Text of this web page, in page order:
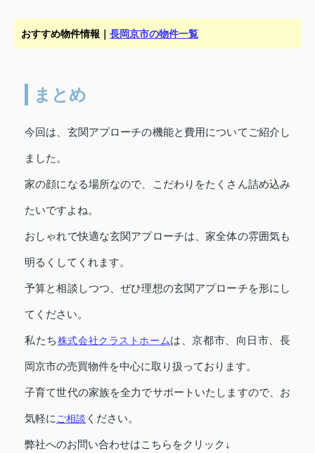
おすすめ物件情報｜ 長岡京市の物件一覧
まとめ
今回は、玄関アプローチの機能と費用についてご紹介し
ました。
家の顔になる場所なので、こだわりをたくさん詰め込み
たいですよね。
おしゃれで快適な玄関アプローチは、家全体の雰囲気も
明るくしてくれます。
予算と相談しつつ、ぜひ理想の玄関アプローチを形にし
てください。
私たち株式会社クラストホームは、京都市、向日市、長
岡京市の売買物件を中心に取り扱っております。
子育て世代の家族を全力でサポートいたしますので、お
気軽にご相談 ください。
弊社へのお問い合わせはこちらをクリック↓